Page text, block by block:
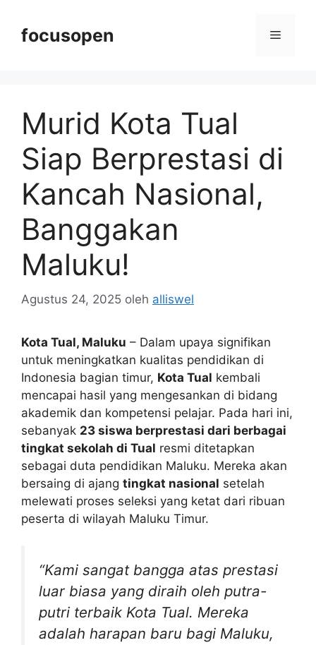
focusopen Menu
Murid Kota Tual
Siap Berprestasi di
Kancah Nasional,
Banggakan
Maluku!
Agustus 24, 2025 oleh alliswel
Kota Tual, Maluku – Dalam upaya signifikan
untuk meningkatkan kualitas pendidikan di
Indonesia bagian timur, Kota Tual kembali
mencapai hasil yang mengesankan di bidang
akademik dan kompetensi pelajar. Pada hari ini,
sebanyak 23 siswa berprestasi dari berbagai
tingkat sekolah di Tual resmi ditetapkan
sebagai duta pendidikan Maluku. Mereka akan
bersaing di ajang tingkat nasional setelah
melewati proses seleksi yang ketat dari ribuan
peserta di wilayah Maluku Timur.
“Kami sangat bangga atas prestasi
luar biasa yang diraih oleh putra-
putri terbaik Kota Tual. Mereka
adalah harapan baru bagi Maluku,